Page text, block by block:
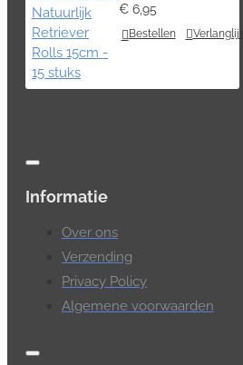
€ 6,95
Bestellen Verlanglijst
Informatie
Over ons
Verzending
Privacy Policy
Algemene voorwaarden